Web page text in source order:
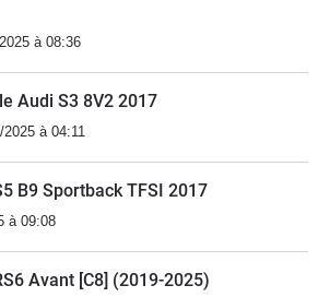
à 08:36
Audi S3 8V2 2017
2025 à 04:11
B9 Sportback TFSI 2017
à 09:08
Avant [C8] (2019-2025)